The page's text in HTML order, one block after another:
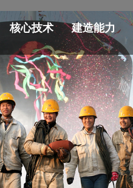
核心技术 建造能力